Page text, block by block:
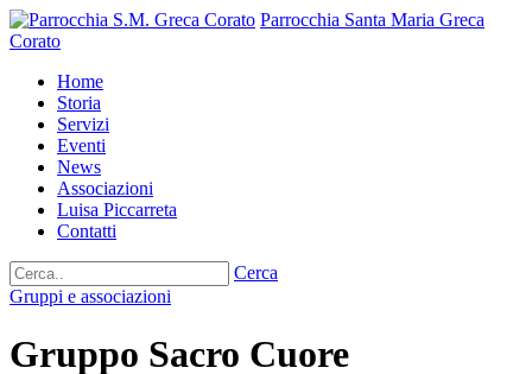
Parrocchia Santa Maria Greca
Corato
Home
Storia
Servizi
Eventi
News
Associazioni
Luisa Piccarreta
Contatti
Cerca
Gruppi e associazioni
Gruppo Sacro Cuore